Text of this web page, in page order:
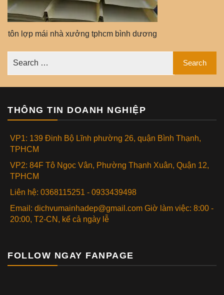
tôn lợp mái nhà xưởng tphcm bình dương
THÔNG TIN DOANH NGHIỆP
VP1: 139 Đinh Bộ Lĩnh phường 26, quận Bình Thạnh,
TPHCM
VP2: 84F Tô Ngọc Vân, Phường Thạnh Xuân, Quận 12,
TPHCM
Liên hệ: 0368115251 - 0933439498
Email: dichvumainhadep@gmail.com Giờ làm việc: 8:00 -
20:00, T2-CN, kể cả ngày lễ
FOLLOW NGAY FANPAGE